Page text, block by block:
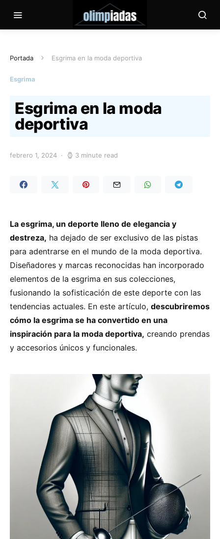
Portada Esgrima en la moda deportiva
Esgrima
Esgrima en la moda
deportiva
febrero 1, 2024 3 minute read
La esgrima, un deporte lleno de elegancia y
destreza, ha dejado de ser exclusivo de las pistas
para adentrarse en el mundo de la moda deportiva.
Diseñadores y marcas reconocidas han incorporado
elementos de la esgrima en sus colecciones,
fusionando la sofisticación de este deporte con las
tendencias actuales. En este artículo, descubriremos
cómo la esgrima se ha convertido en una
inspiración para la moda deportiva, creando prendas
y accesorios únicos y funcionales.